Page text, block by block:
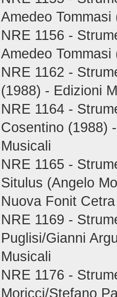
Amedeo
NRE 1156 -
Amedeo
NRE 1162 -
(1988) - Edizioni
NRE 1164 -
Cosentino (1988)
Musicali
NRE 1165 -
Situlus (Angelo
Nuova Fonit
NRE 1169 -
Puglisi/Gianni
Musicali
NRE 1176 -
Moricci/Stefano